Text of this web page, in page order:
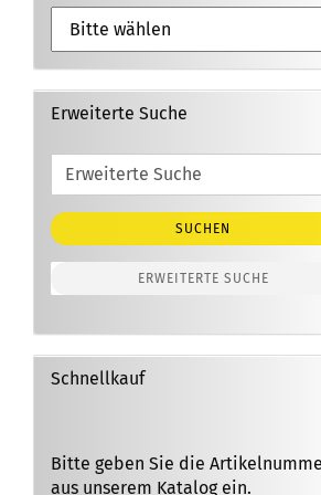
Erweiterte Suche
Erweiterte
SUCHEN
ERWEITERTE SUCHE
Schnellkauf
BITTE
GEBEN
Bitte geben Sie die
aus unserem Katalog ein.